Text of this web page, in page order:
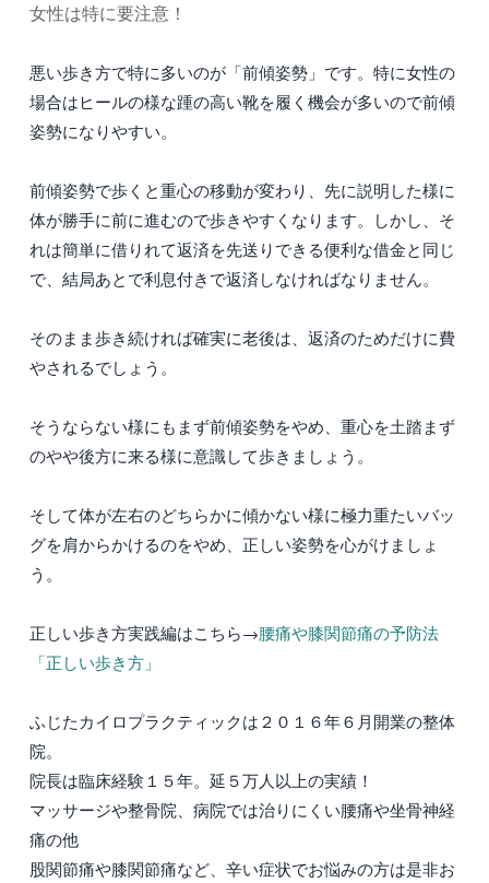
女性は特に要注意！
悪い歩き方で特に多いのが「前傾姿勢」です。特に女性の
場合はヒールの様な踵の高い靴を履く機会が多いので前傾
姿勢になりやすい。
前傾姿勢で歩くと重心の移動が変わり、先に説明した様に
体が勝手に前に進むので歩きやすくなります。しかし、そ
れは簡単に借りれて返済を先送りできる便利な借金と同じ
で、結局あとで利息付きで返済しなければなりません。
そのまま歩き続ければ確実に老後は、返済のためだけに費
やされるでしょう。
そうならない様にもまず前傾姿勢をやめ、重心を土踏まず
のやや後方に来る様に意識して歩きましょう。
そして体が左右のどちらかに傾かない様に極力重たいバッ
グを肩からかけるのをやめ、正しい姿勢を心がけましょ
う。
正しい歩き方実践編はこちら→腰痛や膝関節痛の予防法
「正しい歩き方」
ふじたカイロプラクティックは２０１６年６月開業の整体
院。
院長は臨床経験１５年。延５万人以上の実績！
マッサージや整骨院、病院では治りにくい腰痛や坐骨神経
痛の他
股関節痛や膝関節痛など、辛い症状でお悩みの方は是非お